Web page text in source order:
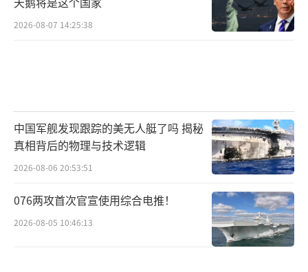
驴”的政治操作，在韩国政坛早已有先例。
与此同时，反对派阵营中的李在明，也正
面临前所未有的压力。他此前因多起案件被调
查，如今在韩德洙“绝地反击”之后，执政党
极有可能借胜利之势发起新一轮打击。李在明
此前虽多次涉险过关，但若执政党全面动员，
加之司法系统的配合，其政治生命也可能遭遇
2026-08-07 14:25:38
中国军舰发现跟踪的美无人艇了吗 揭秘
真相背后的物理与技术逻辑
2026-08-06 20:53:51
076两攻首次官宣使用综合电推！
2026-08-05 10:46:13